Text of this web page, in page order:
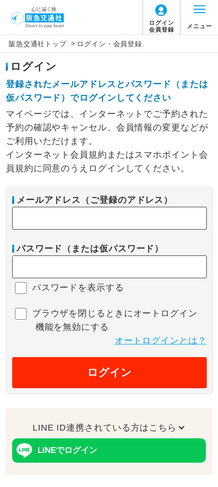
ログイン
会員登録
メニュー
阪急交通社トップ > ログイン・会員登録
ログイン
登録されたメールアドレスとパスワード（または
仮パスワード）でログインしてください
マイページでは、インターネットでご予約された
予約の確認やキャンセル、会員情報の変更などが
ご利用いただけます。
インターネット会員規約またはスマホポイント会
員規約に同意のうえログインしてください。
メールアドレス（ご登録のアドレス）
パスワード（または仮パスワード）
パスワードを表示する
ブラウザを閉じるときにオートログイン
機能を無効にする
オートログインとは？
ログイン
LINE ID連携されている方はこちら
LINEでログイン